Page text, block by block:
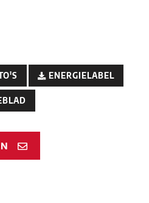
ENERGIELABEL